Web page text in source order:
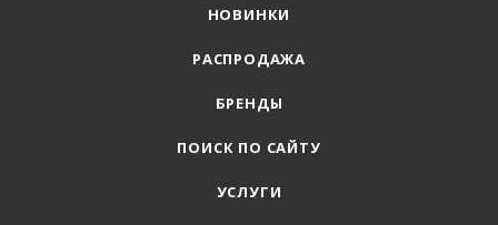
НОВИНКИ
РАСПРОДАЖА
БРЕНДЫ
ПОИСК ПО САЙТУ
УСЛУГИ